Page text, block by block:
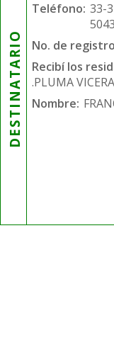
DESTINATARIO
Teléfono: 33-
5043
No. de registro
Recibí los
.PLUMA
Nombre: